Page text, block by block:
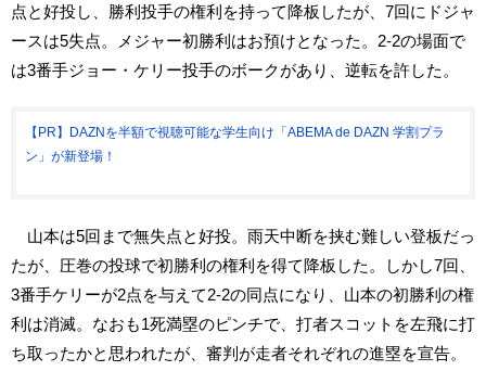
点と好投し、勝利投手の権利を持って降板したが、7回にドジャ
ースは5失点。メジャー初勝利はお預けとなった。2-2の場面で
は3番手ジョー・ケリー投手のボークがあり、逆転を許した。
【PR】DAZNを半額で視聴可能な学生向け「ABEMA de DAZN 学割プラ
ン」が新登場！
山本は5回まで無失点と好投。雨天中断を挟む難しい登板だっ
たが、圧巻の投球で初勝利の権利を得て降板した。しかし7回、
3番手ケリーが2点を与えて2-2の同点になり、山本の初勝利の権
利は消滅。なおも1死満塁のピンチで、打者スコットを左飛に打
ち取ったかと思われたが、審判が走者それぞれの進塁を宣告。